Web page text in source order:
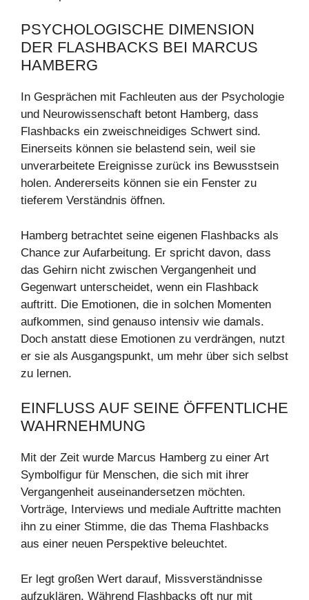
PSYCHOLOGISCHE DIMENSION
DER FLASHBACKS BEI MARCUS
HAMBERG
In Gesprächen mit Fachleuten aus der Psychologie
und Neurowissenschaft betont Hamberg, dass
Flashbacks ein zweischneidiges Schwert sind.
Einerseits können sie belastend sein, weil sie
unverarbeitete Ereignisse zurück ins Bewusstsein
holen. Andererseits können sie ein Fenster zu
tieferem Verständnis öffnen.
Hamberg betrachtet seine eigenen Flashbacks als
Chance zur Aufarbeitung. Er spricht davon, dass
das Gehirn nicht zwischen Vergangenheit und
Gegenwart unterscheidet, wenn ein Flashback
auftritt. Die Emotionen, die in solchen Momenten
aufkommen, sind genauso intensiv wie damals.
Doch anstatt diese Emotionen zu verdrängen, nutzt
er sie als Ausgangspunkt, um mehr über sich selbst
zu lernen.
EINFLUSS AUF SEINE ÖFFENTLICHE
WAHRNEHMUNG
Mit der Zeit wurde Marcus Hamberg zu einer Art
Symbolfigur für Menschen, die sich mit ihrer
Vergangenheit auseinandersetzen möchten.
Vorträge, Interviews und mediale Auftritte machten
ihn zu einer Stimme, die das Thema Flashbacks
aus einer neuen Perspektive beleuchtet.
Er legt großen Wert darauf, Missverständnisse
aufzuklären. Während Flashbacks oft nur mit